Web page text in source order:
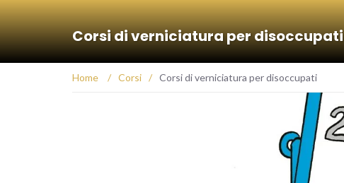
Corsi di verniciatura per disoccupati
Home / Corsi / Corsi di verniciatura per disoccupati